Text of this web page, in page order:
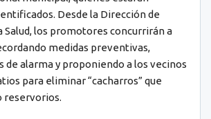
Desde la Dirección de
Salud, los promotores concurrirán a
medidas preventivas,
de alarma y proponiendo a los vecinos
para eliminar “cacharros” que
reservorios.